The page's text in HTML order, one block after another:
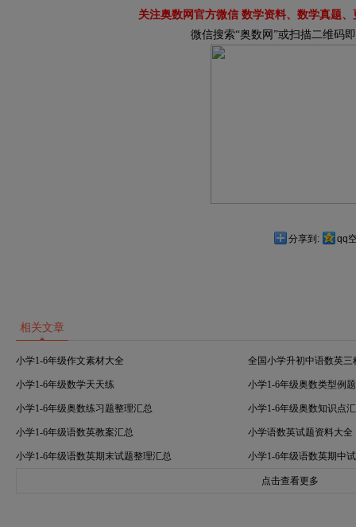
关注奥数网官方微信 数学资料、数学真题
微信搜索“奥数网”或扫描二维码
分享到: qq
相关文章
小学1-6年级作文素材大全 全国小学升初中语数英三
小学1-6年级数学天天练 小学1-6年级奥数类型例
小学1-6年级奥数练习题整理汇总 小学1-6年级奥数知识点
小学1-6年级语数英教案汇总 小学语数英试题资料大全
小学1-6年级语数英期末试题整理汇总 小学1-6年级语数英期中
点击查看更多